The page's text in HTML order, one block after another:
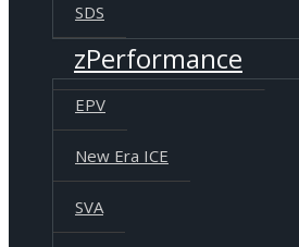
SDS
zPerformance
EPV
New Era ICE
SVA